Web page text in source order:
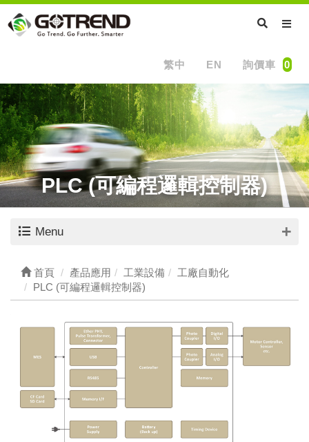
繁中 EN 詢價車 0
PLC (可編程邏輯控制器)
Menu
首頁 產品應用 工業設備
工廠自動化
PLC (可編程邏輯控制器)